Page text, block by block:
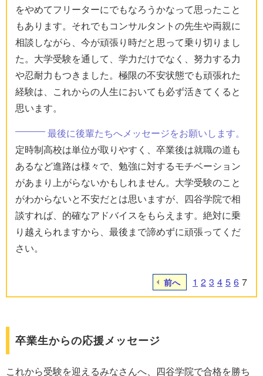
をやめてフリーターにでもなろうかなって思ったこと
もあります。それでもコンサルタントの先生や両親に
相談しながら、今が頑張り時だと思って乗り切りまし
た。大学受験を通して、学力だけでなく、努力する力
や忍耐力もつきました。極限の不安状態でも頑張れた
経験は、これからの人生においても必ず活きてくると
思います。
最後に後輩たちへメッセージをお願いします。
定時制高校は単位が取りやすく、卒業後は就職の道も
あるなど進路は様々で、勉強に対するモチベーション
があまり上がらないかもしれません。大学受験のこと
がわからないと不安だとは思いますが、四谷学院で相
談すれば、的確なアドバイスをもらえます。絶対に乗
り越えられますから、最後まで諦めずに頑張ってくだ
さい。
前へ 1 2 3 4 5 6 7
卒業生からの応援メッセージ
これから受験を迎えるみなさんへ、四谷学院で合格を勝ち